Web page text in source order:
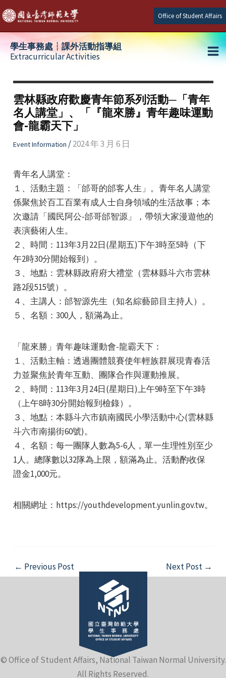
Skip
to
content
Office of Student Affairs
學生事務處┆課外活動指導組
Extracurricular Activities
雲林縣政府歡慶青年節系列活動─「青年
名人講堂」、「『龍來勝』青年趣味運動
會-龍霸天下」
Event Information /2024 年 3 月 6 日
青年名人講堂：
１、活動主題：「邰哥的邰客人生」。青年名人講堂
係聚焦於百工百業有成人士自身領域的生活故事；本
次邀請「國民阿公-邰哥邰智源」，帶領大家漫遊他的
表演藝術人生。
２、時間：113年3月22日(星期五)下午3時至5時（下
午2時30分開始報到）。
３、地點：雲林縣政府府大禮堂（雲林縣斗六市雲林
路2段515號）。
４、主講人：邰智源先生（知名綜藝節目主持人）。
５、名額：300人，額滿為止。
「龍來勝」青年趣味運動會-龍霸天下：
１、活動主軸：透過團體競賽使年輕族群展現青春活
力並聚焦於青年互動、團隊合作與運動推展。
２、時間：113年3月24日(星期日)上午9時至下午3時
（上午8時30分開始報到檢錄）。
３、地點：本縣斗六市鎮南國民小學活動中心(雲林縣
斗六市南揚街60號)。
４、名額：每一團隊人數為5-6人，單一生理性別至少
1人。總隊數以32隊為上限，額滿為止。活動酌收保
證金1,000元。
相關網址：https://youthdevelopment.yunlin.gov.tw。
Post
navigation
← Previous Post Next Post →
© Office of Student Affairs, National Taiwan Normal University.
All Rights Reserved.